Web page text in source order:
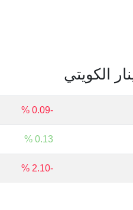
الكويتي
-0.09 %
0.13 %
-2.10 %